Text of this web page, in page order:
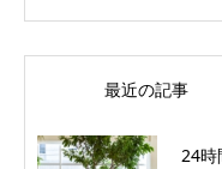
最近の記事
24時